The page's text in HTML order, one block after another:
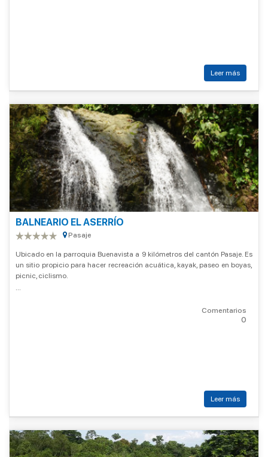
Leer más
BALNEARIO EL ASERRÍO
Pasaje
Ubicado en la parroquia Buenavista a 9 kilómetros del cantón Pasaje. Es
un sitio propicio para hacer recreación acuática, kayak, paseo en boyas,
picnic, ciclismo.
Comentarios
0
Leer más